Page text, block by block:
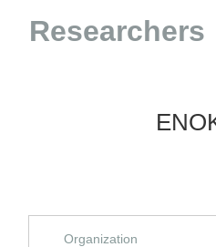
Researchers
Organization